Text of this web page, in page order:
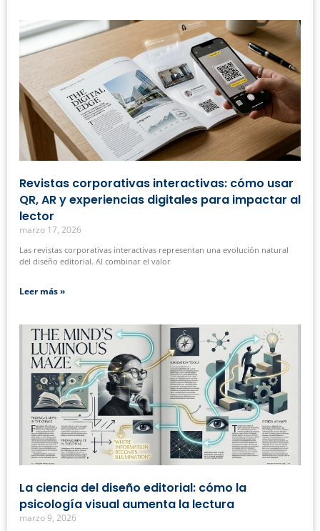
Revistas corporativas interactivas: cómo usar
QR, AR y experiencias digitales para impactar al
lector
marzo 17, 2026
Las revistas corporativas interactivas representan una evolución natural
del diseño editorial. Al combinar el valor
Leer más »
La ciencia del diseño editorial: cómo la
psicología visual aumenta la lectura
marzo 9, 2026